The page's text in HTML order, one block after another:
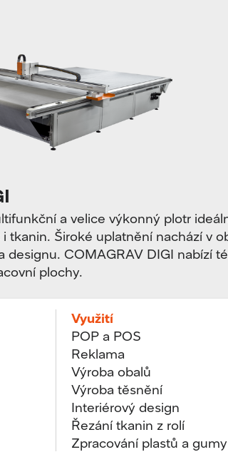
a velice výkonný plotr
tkanin. Široké uplatnění nachází v
designu. COMAGRAV DIGI nabízí
plochy.
Využití
POP a POS
Reklama
Výroba obalů
Výroba těsnění
Interiérový design
Řezání tkanin z rolí
Zpracování plastů a gumy